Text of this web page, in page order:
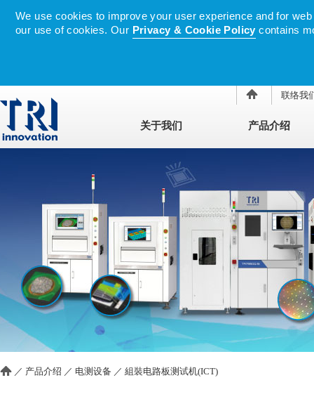
We use cookies to improve your user experience and for
our use of cookies. Our Privacy & Cookie Policy contains
联络我
关于我们 产品介绍
／ 产品介绍 ／ 电测设备 ／ 組裝电路板测试机(ICT)